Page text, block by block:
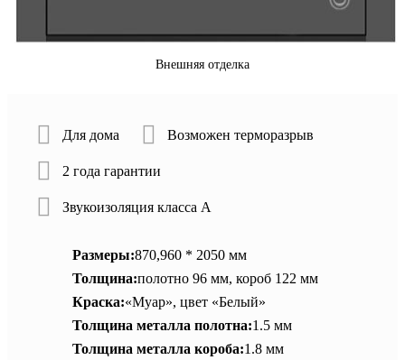
Внешняя отделка
Для дома Возможен терморазрыв
2 года гарантии
Звукоизоляция класса А
Размеры:870,960 * 2050 мм
Толщина:полотно 96 мм, короб 122 мм
Краска:«Муар», цвет «Белый»
Толщина металла полотна:1.5 мм
Толщина металла короба:1.8 мм